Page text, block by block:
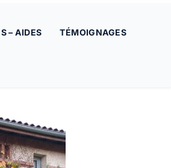
– AIDES TÉMOIGNAGES